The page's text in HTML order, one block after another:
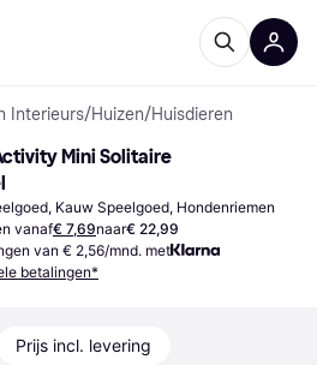
Interieurs/Huizen/Huisdieren
Mini Solitaire
Kauw Speelgoed, Hondenriemen
vanaf€ 7,69naar€ 22,99
van € 2,56/mnd. met
betalingen*
Prijs incl. levering